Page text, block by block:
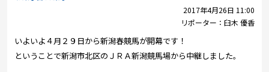
キッズ ケンジュ
愛の募金
2017年4月26日 11:00
リポーター： 臼木 優香
いよいよ４月２９日から新潟春競馬が開幕です！
ということで新潟市北区のＪＲＡ新潟競馬場から中継しました。